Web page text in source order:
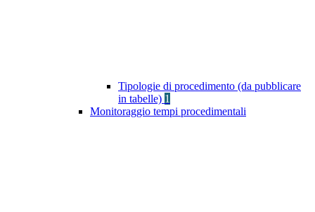
Tipologie di procedimento (da pubblicare
in tabelle) 1
Monitoraggio tempi procedimentali